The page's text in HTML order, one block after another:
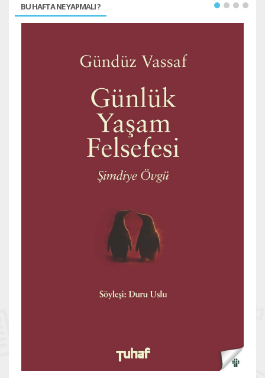
BU HAFTA NE YAPMALI ?